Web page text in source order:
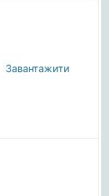
Завантажити